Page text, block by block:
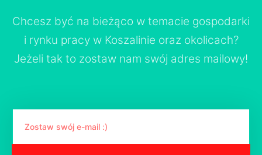
Chcesz być na bieżąco w temacie gospodarki
i rynku pracy w Koszalinie oraz okolicach?
Jeżeli tak to zostaw nam swój adres mailowy!